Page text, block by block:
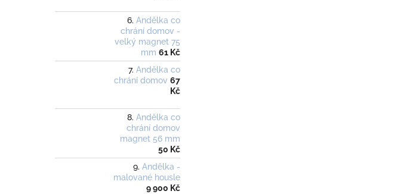
Andělka co
chrání domov -
velký magnet 75
mm 61 Kč
Andělka co
chrání domov 67
Kč
Andělka co
chrání domov
magnet 56 mm
50 Kč
Andělka -
malované housle
9 900 Kč